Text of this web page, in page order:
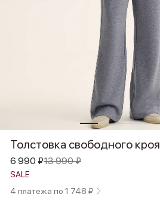
Толстовка свободного кроя
6 990 ₽13 990 ₽
SALE
4 платежа по 1 748 ₽